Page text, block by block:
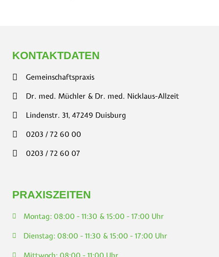
KONTAKTDATEN
Gemeinschaftspraxis
Dr. med. Müchler & Dr. med. Nicklaus-Allzeit
Lindenstr. 31, 47249 Duisburg
0203 / 72 60 00
0203 / 72 60 07
PRAXISZEITEN
Montag: 08:00 - 11:30 & 15:00 - 17:00 Uhr
Dienstag: 08:00 - 11:30 & 15:00 - 17:00 Uhr